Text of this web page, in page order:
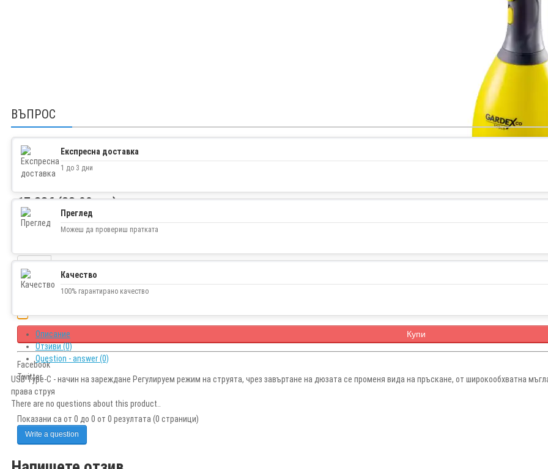
17.38€ (33.99 лв.)
Наличност В наличност
Купи
Facebook
Twitter
ВЪПРОС
Експресна доставка
1 до 3 дни
Преглед
Можеш да провериш пратката
Качество
100% гарантирано качество
Описание
Отзиви (0)
Question - answer (0)
USB Type-C - начин на зареждане Регулируем режим на струята, чрез завъртане на дюзата се променя вида на пръскане, от широкообхватна
права струя
There are no questions about this product..
Показани са от 0 до 0 от 0 резултата (0 страници)
Write a question